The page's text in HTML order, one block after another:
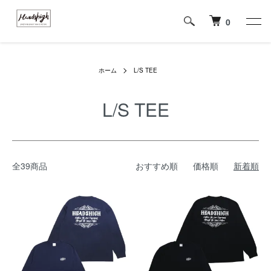
0
ホーム L/S TEE
L/S TEE
全39商品 おすすめ順 価格順 新着順